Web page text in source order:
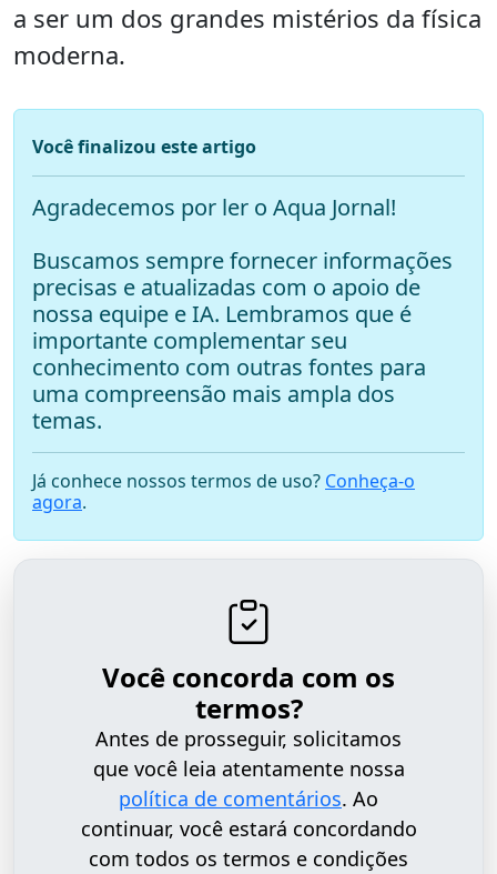
a ser um dos grandes mistérios da física
moderna.
Você finalizou este artigo
Agradecemos por ler o Aqua Jornal!
Buscamos sempre fornecer informações
precisas e atualizadas com o apoio de
nossa equipe e IA. Lembramos que é
importante complementar seu
conhecimento com outras fontes para
uma compreensão mais ampla dos
temas.
Já conhece nossos termos de uso? Conheça-o
agora.
Você concorda com os
termos?
Antes de prosseguir, solicitamos
que você leia atentamente nossa
política de comentários. Ao
continuar, você estará concordando
com todos os termos e condições